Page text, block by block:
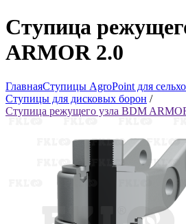
Ступица
ARMOR 2.0
ГлавнаяСтупицы AgroPoint для
Ступицы для дисковых борон /
Ступица режущего узла BDM